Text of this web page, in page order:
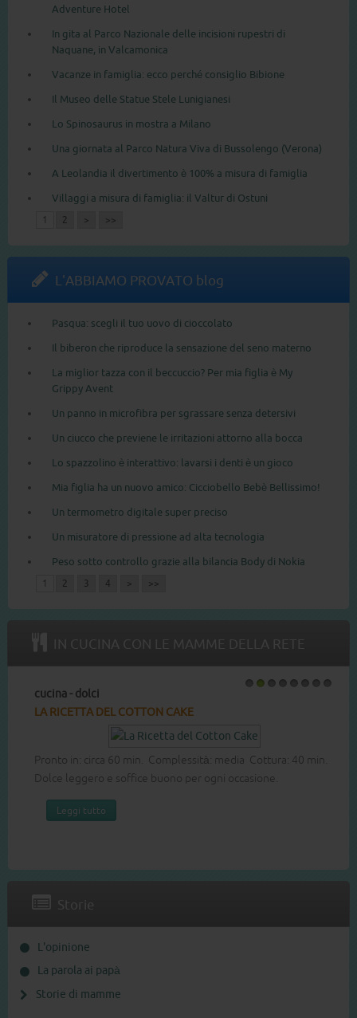
Adventure Hotel
In gita al Parco Nazionale delle incisioni rupestri di
Naquane, in Valcamonica
Vacanze in famiglia: ecco perché consiglio Bibione
Il Museo delle Statue Stele Lunigianesi
Lo Spinosaurus in mostra a Milano
Una giornata al Parco Natura Viva di Bussolengo (Verona)
A Leolandia il divertimento è 100% a misura di famiglia
Villaggi a misura di famiglia: il Valtur di Ostuni
1 2 > >>
L'ABBIAMO PROVATO blog
Pasqua: scegli il tuo uovo di cioccolato
Il biberon che riproduce la sensazione del seno materno
La miglior tazza con il beccuccio? Per mia figlia è My
Grippy Avent
Un panno in microfibra per sgrassare senza detersivi
Un ciucco che previene le irritazioni attorno alla bocca
Lo spazzolino è interattivo: lavarsi i denti è un gioco
Mia figlia ha un nuovo amico: Cicciobello Bebè Bellissimo!
Un termometro digitale super preciso
Un misuratore di pressione ad alta tecnologia
Peso sotto controllo grazie alla bilancia Body di Nokia
1 2 3 4 > >>
IN CUCINA CON LE MAMME DELLA RETE
cucina - dolci
LA RICETTA DEL COTTON CAKE
Pronto in: circa 60 min. Complessità: media Cottura: 40 min.
Dolce leggero e soffice buono per ogni occasione.
Leggi tutto
Storie
L'opinione
La parola ai papà
Storie di mamme